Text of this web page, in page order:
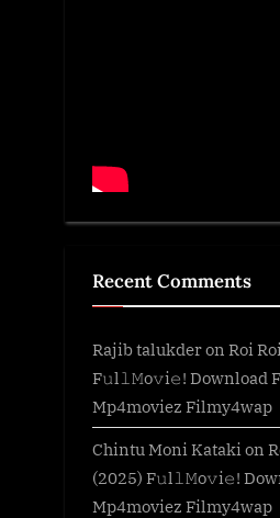
Recent Comments
Rajib talukderon Roi
F𝚞l𝚕𝙼o𝚟i𝚎! Download
Mp4moviez Filmy4wap
Chintu Moni Kataki on
(2025) F𝚞l𝚕𝙼o𝚟i𝚎!
Mp4moviez Filmy4wap